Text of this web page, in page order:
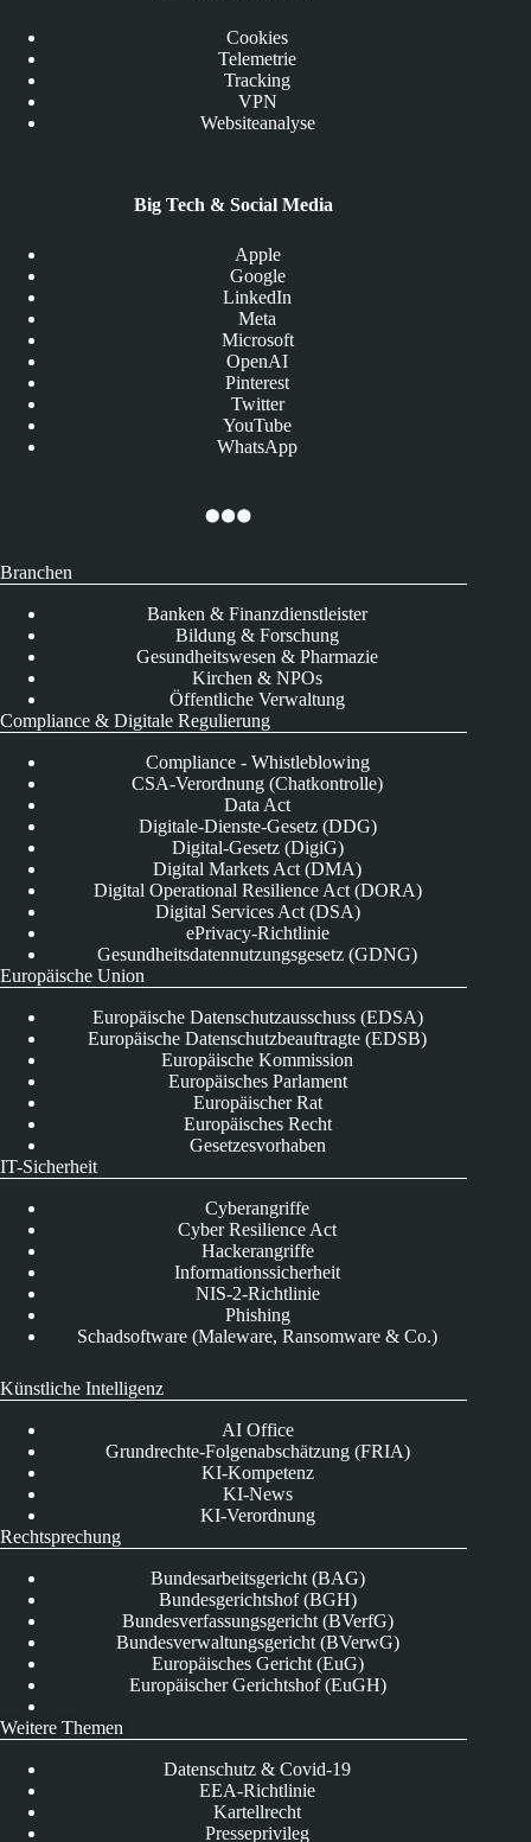
Cookies
Telemetrie
Tracking
VPN
Websiteanalyse
Big Tech & Social Media
Apple
Google
LinkedIn
Meta
Microsoft
OpenAI
Pinterest
Twitter
YouTube
WhatsApp
Branchen
Banken & Finanzdienstleister
Bildung & Forschung
Gesundheitswesen & Pharmazie
Kirchen & NPOs
Öffentliche Verwaltung
Compliance & Digitale Regulierung
Compliance - Whistleblowing
CSA-Verordnung (Chatkontrolle)
Data Act
Digitale-Dienste-Gesetz (DDG)
Digital-Gesetz (DigiG)
Digital Markets Act (DMA)
Digital Operational Resilience Act (DORA)
Digital Services Act (DSA)
ePrivacy-Richtlinie
Gesundheitsdatennutzungsgesetz (GDNG)
Europäische Union
Europäische Datenschutzausschuss (EDSA)
Europäische Datenschutzbeauftragte (EDSB)
Europäische Kommission
Europäisches Parlament
Europäischer Rat
Europäisches Recht
Gesetzesvorhaben
IT-Sicherheit
Cyberangriffe
Cyber Resilience Act
Hackerangriffe
Informationssicherheit
NIS-2-Richtlinie
Phishing
Schadsoftware (Maleware, Ransomware & Co.)
Künstliche Intelligenz
AI Office
Grundrechte-Folgenabschätzung (FRIA)
KI-Kompetenz
KI-News
KI-Verordnung
Rechtsprechung
Bundesarbeitsgericht (BAG)
Bundesgerichtshof (BGH)
Bundesverfassungsgericht (BVerfG)
Bundesverwaltungsgericht (BVerwG)
Europäisches Gericht (EuG)
Europäischer Gerichtshof (EuGH)
Weitere Themen
Datenschutz & Covid-19
EEA-Richtlinie
Kartellrecht
Presseprivileg